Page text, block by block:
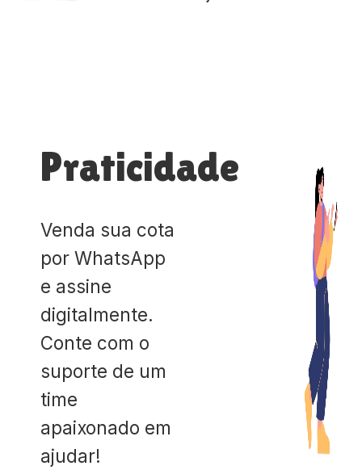
Praticidade
Venda sua cota
por WhatsApp
e assine
digitalmente.
Conte com o
suporte de um
time
apaixonado em
ajudar!